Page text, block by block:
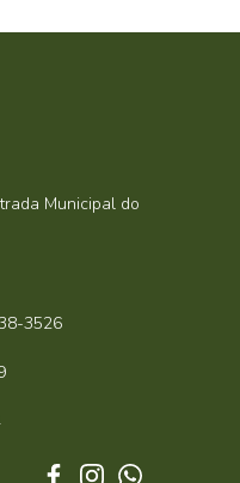
Municipal do
3526